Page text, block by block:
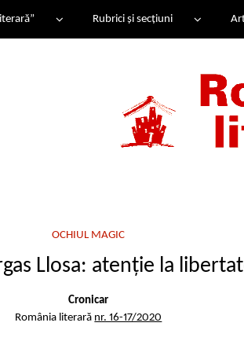
Rubrici și secțiuni
OCHIUL MAGIC
Llosa: atenție la
Cronicar
România literară nr. 16-17/2020